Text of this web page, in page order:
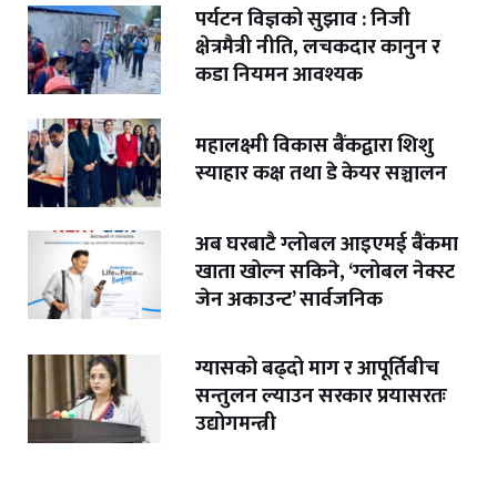
पर्यटन विज्ञको सुझाव : निजी
क्षेत्रमैत्री नीति, लचकदार कानुन र
कडा नियमन आवश्यक
महालक्ष्मी विकास बैंकद्वारा शिशु
स्याहार कक्ष तथा डे केयर सञ्चालन
अब घरबाटै ग्लोबल आइएमई बैंकमा
खाता खोल्न सकिने, ‘ग्लोबल नेक्स्ट
जेन अकाउन्ट’ सार्वजनिक
ग्यासको बढ्दो माग र आपूर्तिबीच
सन्तुलन ल्याउन सरकार प्रयासरतः
उद्योगमन्त्री